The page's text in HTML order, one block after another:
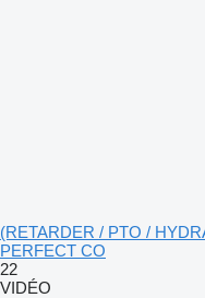
(RETARDER / PTO /
PERFECT CO
22
VIDÉO